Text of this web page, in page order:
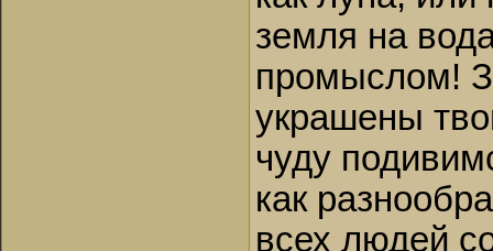
земля на
промыслом!
украшены
чуду
как
всех людей